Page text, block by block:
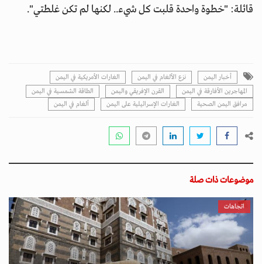
قائلة: "خطوة واحدة قلبت كل شيء.. لكنها لم تكن غلطتي".
أخبار اليمن نزع الألغام في اليمن
الغارات الأمريكية في اليمن
المهاجرين الأفارقة في اليمن
القرن الإفريقي واليمن
الطاقة الشمسية في اليمن
مرافق اليمن الصحية
الغارات الإسرائيلية على اليمن ألغام في اليمن
موضوعات ذات صلة
اتجاهات